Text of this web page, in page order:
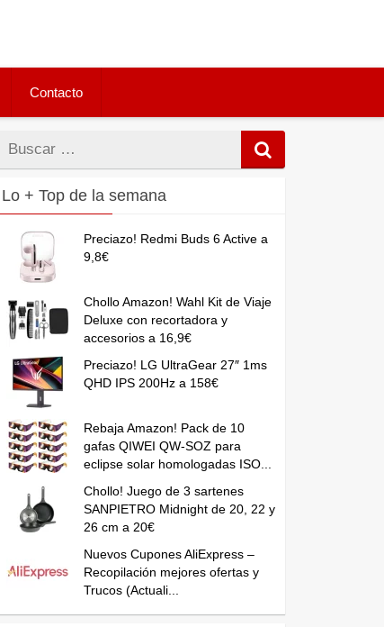
Contacto
Buscar
por
Lo + Top de la semana
Preciazo! Redmi Buds 6 Active a
9,8€
Chollo Amazon! Wahl Kit de Viaje
Deluxe con recortadora y
accesorios a 16,9€
Preciazo! LG UltraGear 27″ 1ms
QHD IPS 200Hz a 158€
Rebaja Amazon! Pack de 10
gafas QIWEI QW-SOZ para
eclipse solar homologadas ISO...
Chollo! Juego de 3 sartenes
SANPIETRO Midnight de 20, 22 y
26 cm a 20€
Nuevos Cupones AliExpress –
Recopilación mejores ofertas y
Trucos (Actuali...